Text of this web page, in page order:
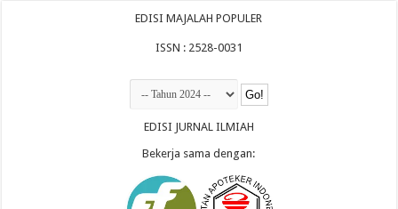
EDISI MAJALAH POPULER
ISSN : 2528-0031
EDISI JURNAL ILMIAH
Bekerja sama dengan: